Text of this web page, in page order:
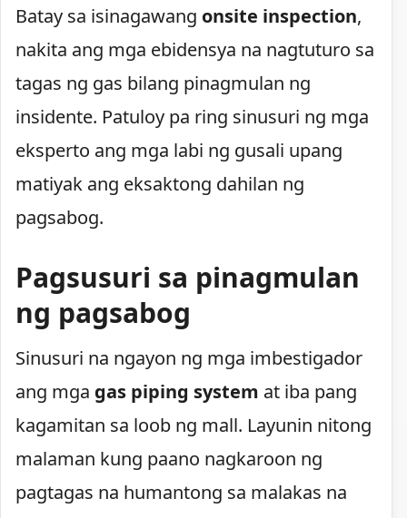
Batay sa isinagawang onsite inspection,
nakita ang mga ebidensya na nagtuturo sa
tagas ng gas bilang pinagmulan ng
insidente. Patuloy pa ring sinusuri ng mga
eksperto ang mga labi ng gusali upang
matiyak ang eksaktong dahilan ng
pagsabog.
Pagsusuri sa pinagmulan
ng pagsabog
Sinusuri na ngayon ng mga imbestigador
ang mga gas piping system at iba pang
kagamitan sa loob ng mall. Layunin nitong
malaman kung paano nagkaroon ng
pagtagas na humantong sa malakas na